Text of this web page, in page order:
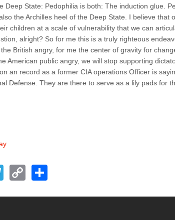
Deep State: Pedophilia is both: The induction glue.
the Archilles heel of the Deep State. I believe that
children at a scale of vulnerability that we can
alright? So for me this is a truly righteous
British angry, for me the center of gravity for
American public angry, we will stop supporting
an record as a former CIA operations Officer is
Defense. They are there to serve as a lily pads for
T
C